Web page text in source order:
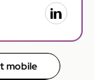
mobile